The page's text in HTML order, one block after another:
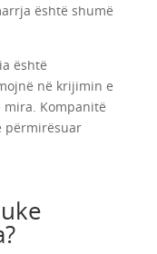
është shumë
është
në krijimin e
Kompanitë
përmirësuar